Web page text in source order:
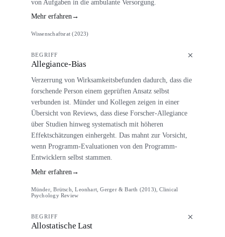
von Aufgaben in die ambulante Versorgung.
Mehr erfahren→
Wissenschaftsrat (2023)
BEGRIFF
Allegiance-Bias
Verzerrung von Wirksamkeitsbefunden dadurch, dass die
forschende Person einem geprüften Ansatz selbst
verbunden ist. Münder und Kollegen zeigen in einer
Übersicht von Reviews, dass diese Forscher-Allegiance
über Studien hinweg systematisch mit höheren
Effektschätzungen einhergeht. Das mahnt zur Vorsicht,
wenn Programm-Evaluationen von den Programm-
Entwicklern selbst stammen.
Mehr erfahren →
Münder, Brütsch, Leonhart, Gerger & Barth (2013), Clinical
Psychology Review
BEGRIFF
Allostatische Last